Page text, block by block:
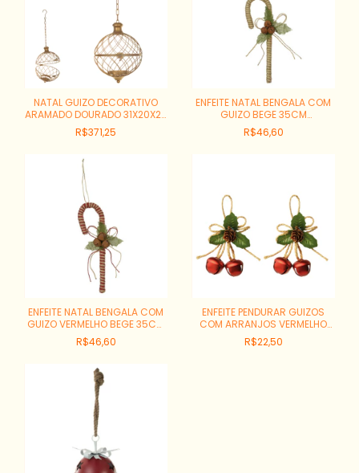
NATAL GUIZO DECORATIVO
ARAMADO DOURADO 31X20X20
CM REF:57035001
R$371,25
ENFEITE NATAL BENGALA COM
GUIZO BEGE 35CM
REF:51827002
R$46,60
ENFEITE NATAL BENGALA COM
GUIZO VERMELHO BEGE 35CM
REF:51827003
R$46,60
ENFEITE PENDURAR GUIZOS
COM ARRANJOS VERMELHO
11CM JOGO 2 PECAS
REF:1046128
R$22,50